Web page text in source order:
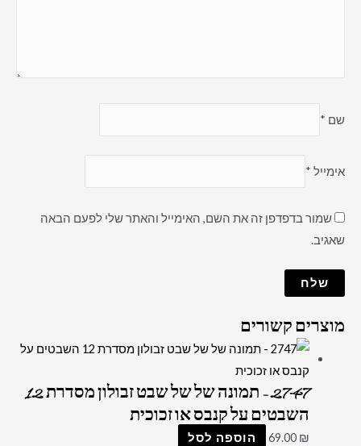
שם *
אימייל *
שמור בדפדפן זה את השם, האימייל והאתר שלי לפעם הבאה
שאגיב.
מוצרים קשורים
2747 – תמונה של של שבט זבולון מסדרת 12
השבטים על קנבס או זכוכית
69.00 ₪ הוספה לסל